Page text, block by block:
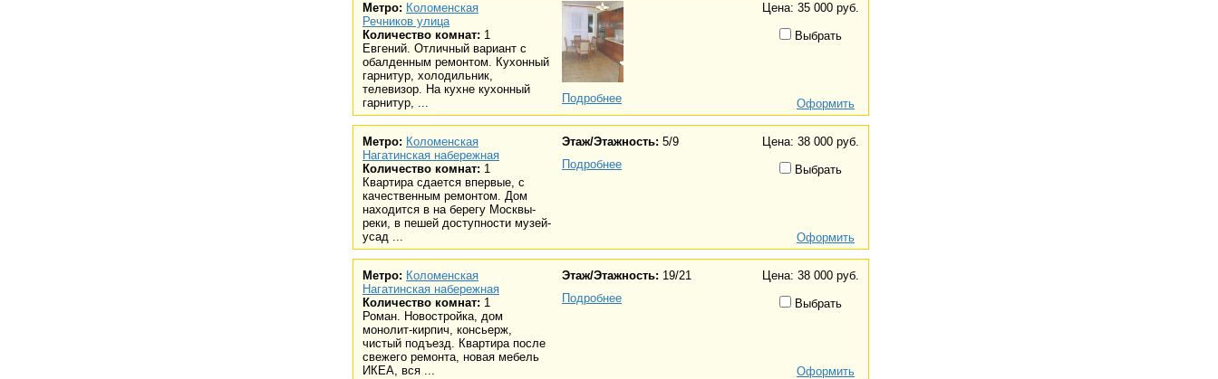
Метро: Коломенская
Речников улица
Количество комнат: 1
Евгений. Отличный вариант с
обалденным ремонтом. Кухонный
гарнитур, холодильник,
телевизор. На кухне кухонный
гарнитур, ...
Подробнее
Цена: 35 000 руб.
Выбрать
Оформить
Метро: Коломенская
Нагатинская набережная
Количество комнат: 1
Квартира сдается впервые, с
качественным ремонтом. Дом
находится в на берегу Москвы-
реки, в пешей доступности музей-
усад ...
Этаж/Этажность: 5/9
Подробнее
Цена: 38 000 руб.
Выбрать
Оформить
Метро: Коломенская
Нагатинская набережная
Количество комнат: 1
Роман. Новостройка, дом
монолит-кирпич, консьерж,
чистый подъезд. Квартира после
свежего ремонта, новая мебель
ИКЕА, вся ...
Этаж/Этажность: 19/21
Подробнее
Цена: 38 000 руб.
Выбрать
Оформить